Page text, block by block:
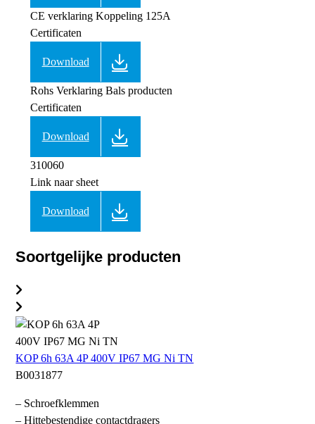
CE verklaring Koppeling 125A
Certificaten
Download
Rohs Verklaring Bals producten
Certificaten
Download
310060
Link naar sheet
Download
Soortgelijke producten
KOP 6h 63A 4P 400V IP67 MG Ni TN
B0031877
– Schroefklemmen
– Hittebestendige contactdragers